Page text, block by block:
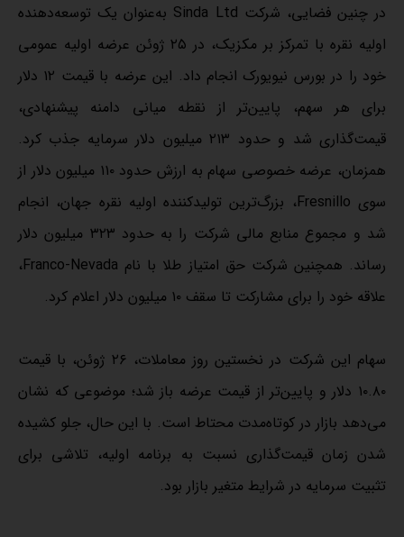
در چنین فضایی، شرکت Sinda Ltd به‌عنوان یک توسعه‌دهنده
اولیه نقره با تمرکز بر مکزیک، در ۲۵ ژوئن عرضه اولیه عمومی
خود را در بورس نیویورک انجام داد. این عرضه با قیمت ۱۲ دلار
برای هر سهم، پایین‌تر از نقطه میانی دامنه پیشنهادی،
قیمت‌گذاری شد و حدود ۲۱۳ میلیون دلار سرمایه جذب کرد.
همزمان، عرضه خصوصی سهام به ارزش حدود ۱۱۰ میلیون دلار از
سوی Fresnillo، بزرگ‌ترین تولیدکننده اولیه نقره جهان، انجام
شد و مجموع منابع مالی شرکت را به حدود ۳۲۳ میلیون دلار
رساند. همچنین شرکت حق امتیاز طلا با نام Franco-Nevada،
علاقه خود را برای مشارکت تا سقف ۱۰ میلیون دلار اعلام کرد.
سهام این شرکت در نخستین روز معاملات، ۲۶ ژوئن، با قیمت
۱۰.۸۰ دلار و پایین‌تر از قیمت عرضه باز شد؛ موضوعی که نشان
می‌دهد بازار در کوتاه‌مدت محتاط است. با این حال، جلو کشیده
شدن زمان قیمت‌گذاری نسبت به برنامه اولیه، تلاشی برای
تثبیت سرمایه در شرایط متغیر بازار بود.